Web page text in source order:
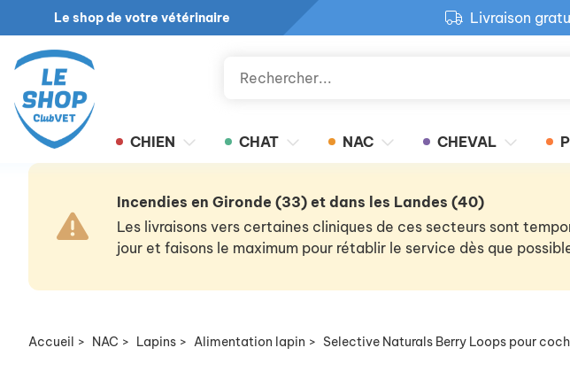
Le shop de votre vétérinaire
Livraison
Retour
CHIEN CHAT NAC CHEVAL
Incendies en Gironde (33) et dans les Landes (40)
Les livraisons vers certaines cliniques de ces secteurs sont
jour et faisons le maximum pour rétablir le service dès que
Accueil > NAC > Lapins > Alimentation lapin > Selective Naturals Berry Loops pour